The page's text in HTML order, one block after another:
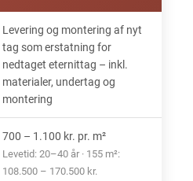
Levering og montering af nyt
tag som erstatning for
nedtaget eternittag – inkl.
materialer, undertag og
montering
700 – 1.100 kr. pr. m²
Levetid: 20–40 år · 155 m²:
108.500 – 170.500 kr.